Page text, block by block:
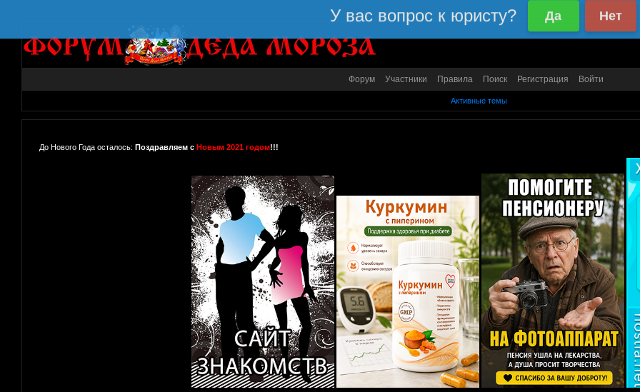
Форум Участники Правила Поиск Регистрация Войти
Активные темы
До Нового Года осталось: Поздравляем с Новым 2021 годом!!!